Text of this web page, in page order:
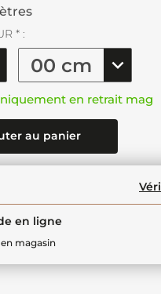
* :
en retrait mag
au panier
en ligne
magasin